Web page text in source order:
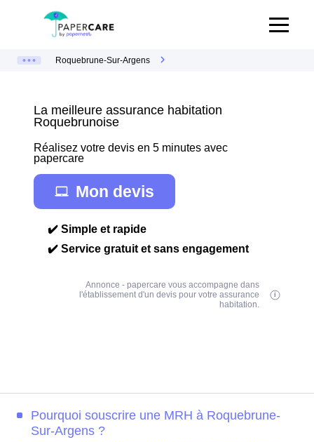
Roquebrune-Sur-Argens
La meilleure assurance habitation
Roquebrunoise
Réalisez votre devis en 5 minutes avec
papercare
Mon devis
✔️ Simple et rapide
✔️ Service gratuit et sans engagement
Annonce - papercare vous accompagne dans
l'établissement d'un devis pour votre assurance
habitation.
Pourquoi souscrire une MRH à Roquebrune-
Sur-Argens ?